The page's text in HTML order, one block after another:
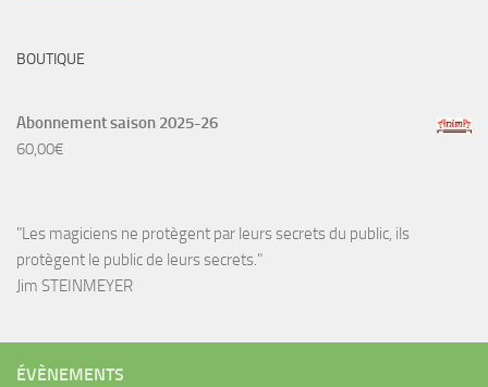
BOUTIQUE
Abonnement saison 2025-26
60,00€
"Les magiciens ne protègent par leurs secrets du public, ils
protègent le public de leurs secrets."
Jim STEINMEYER
ÉVÈNEMENTS